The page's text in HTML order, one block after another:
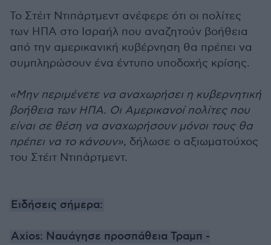
Το Στέιτ Ντιπάρτμεντ ανέφερε ότι οι πολίτες
των ΗΠΑ στο Ισραήλ που αναζητούν βοήθεια
από την αμερικανική κυβέρνηση θα πρέπει να
συμπληρώσουν ένα έντυπο υποδοχής κρίσης.
«Μην περιμένετε να αναχωρήσει η κυβερνητική
βοήθεια των ΗΠΑ. Οι Αμερικανοί πολίτες που
είναι σε θέση να αναχωρήσουν μόνοι τους θα
πρέπει να το κάνουν», δήλωσε ο αξιωματούχος
του Στέιτ Ντιπάρτμεντ.
Ειδήσεις σήμερα:
Axios: Ναυάγησε προσπάθεια Τραμπ -